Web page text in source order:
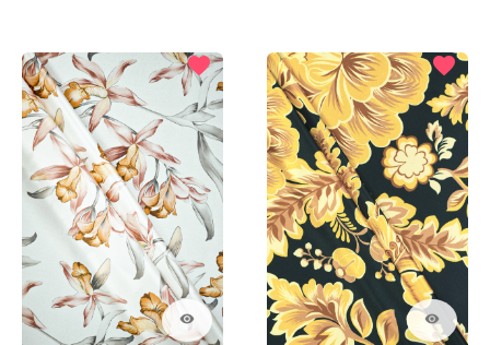
visibility
favorite
visibility
favorite